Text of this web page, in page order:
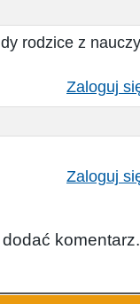
rodzice z
Zaloguj
Zaloguj
komentarz.